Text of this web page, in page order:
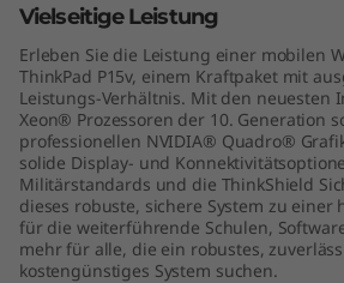
n
e
Vielseitige Leistung
Erleben Sie die Leistung einer mobilen
ThinkPad P15v, einem Kraftpaket mit
Leistungs-Verhältnis. Mit den neuesten
Xeon® Prozessoren der 10. Generation
professionellen NVIDIA® Quadro®
solide Display- und
Militärstandards und die ThinkShield
dieses robuste, sichere System zu einer
für die weiterführende Schulen,
mehr für alle, die ein robustes,
kostengünstiges System suchen.